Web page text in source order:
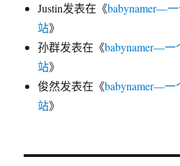
Justin发表在《babynamer—
站》
孙群发表在《babynamer—
站》
俊然发表在《babynamer—
站》